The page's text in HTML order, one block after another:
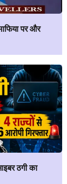
पर और
ठगी का